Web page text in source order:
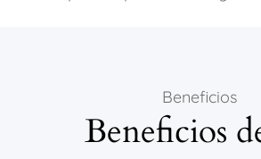
Beneficios
Beneficios